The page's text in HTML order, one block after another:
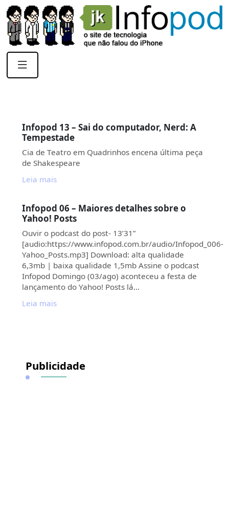
Infopod 13 – Sai do computador, Nerd: A
Tempestade
Cia de Teatro em Quadrinhos encena última peça
de Shakespeare
Leia mais
Infopod 06 – Maiores detalhes sobre o
Yahoo! Posts
Ouvir o podcast do post- 13’31”
[audio:https://www.infopod.com.br/audio/Infopod_006-
Yahoo_Posts.mp3] Download: alta qualidade
6,3mb | baixa qualidade 1,5mb Assine o podcast
Infopod Domingo (03/ago) aconteceu a festa de
lançamento do Yahoo! Posts lá…
Leia mais
Publicidade